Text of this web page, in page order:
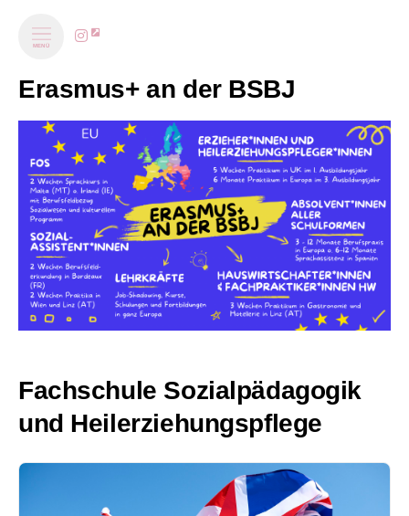
MENÜ
Erasmus+ an der BSBJ
Fachschule Sozialpädagogik
und Heilerziehungspflege